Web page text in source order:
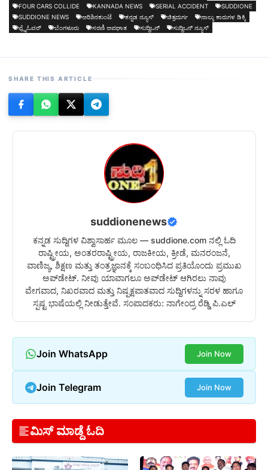
FOUR CARS COLLIDE
KANNADA NEWS SERIAL ACCIDENT
SUDDIONE
SUDDIONE NEWS
ಅರಿಶಿನಕುಂಟೆ ಕನ್ನಡ ನ್ಯೂಸ್ ಚಿತ್ರದುರ್ಗ
ನಾಲ್ಕು ಕಾರುಗಳ ಡಿಕ್ಕಿ
ಫ್ಲೈಓವರ್‌
ಬೆಂಗಳೂರು ಸರಣಿ ಅಪಘಾತ ಸುದ್ದಿಒನ್ ಸುದ್ದಿಒನ್ ನ್ಯೂಸ್
SHARE THIS ARTICLE
suddionenews
ಕನ್ನಡ ಸುದ್ದಿಗಳ ವಿಶ್ವಾಸಾರ್ಹ ಮೂಲ — suddione.com ನಲ್ಲಿ ಓದಿ
ರಾಷ್ಟ್ರೀಯ, ಅಂತರರಾಷ್ಟ್ರೀಯ, ರಾಜಕೀಯ, ಕ್ರೀಡೆ, ಮನರಂಜನೆ,
ವಾಣಿಜ್ಯ, ಶಿಕ್ಷಣ ಮತ್ತು ತಂತ್ರಜ್ಞಾನಕ್ಕೆ ಸಂಬಂಧಿಸಿದ ಪ್ರತಿಯೊಂದು ಪ್ರಮುಖ
ಅಪ್‌ಡೇಟ್. ನೀವು ಯಾವಾಗಲೂ ಅಪ್‌ಡೇಟ್ ಆಗಿರಲು ನಾವು
ವೇಗವಾದ, ನಿಖರವಾದ ಮತ್ತು ನಿಷ್ಪಕ್ಷಪಾತವಾದ ಸುದ್ದಿಗಳನ್ನು ಸರಳ ಹಾಗೂ
ಸ್ಪಷ್ಟ ಭಾಷೆಯಲ್ಲಿ ನೀಡುತ್ತೇವೆ. ಸಂಪಾದಕರು: ನಾಗೇಂದ್ರ ರೆಡ್ಡಿ ಪಿ.ಎಲ್
Join WhatsApp Join Now
Join Telegram Join Now
ಮಿಸ್ ಮಾಡ್ದೆ ಓದಿ